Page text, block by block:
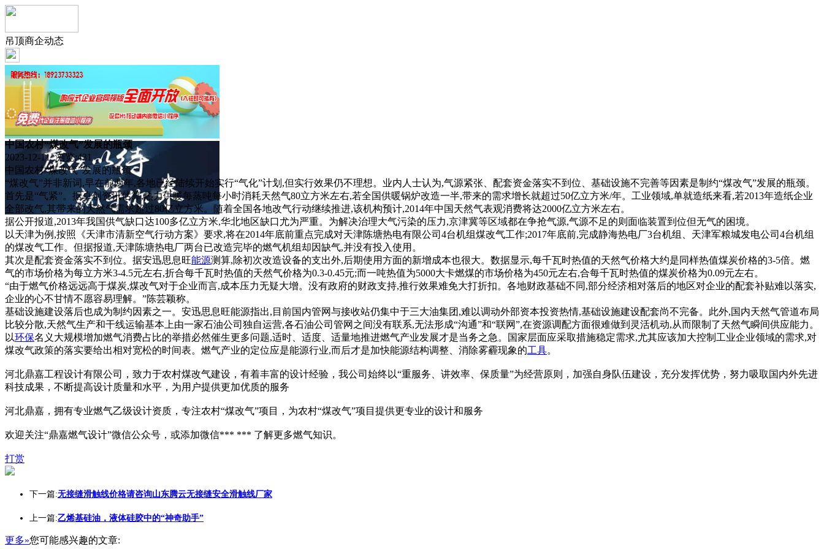
吊顶商企动态
中国农村“煤改气”发展的瓶颈
2023-12-11 浏览:431
中国农村“煤改气”发展的瓶颈
“煤改气”并非新词,早在前两年,各地已经陆续开始实行“气化”计划,但实行效果仍不理想。业内人士认为,气源紧张、配套资金落实不到位、基础设施不完善等因素是制约“煤改气”发展的瓶颈。
首先是“气紧”。据卓创资讯估算,热力供暖每蒸吨每小时消耗天然气80立方米左右,若全国供暖锅炉改造一半,带来的需求增长就超过50亿立方米/年。工业领域,单就造纸来看,若2013年造纸企业
全部改气,其带来的天然气需求超过80亿立方米。随着全国各地改气行动继续推进,该机构预计,2014年中国天然气表观消费将达2000亿立方米左右。
据公开报道,2013年我国供气缺口达100多亿立方米,华北地区缺口尤为严重。为解决治理大气污染的压力,京津冀等区域都在争抢气源,气源不足的则面临装置到位但无气的困境。
以天津为例,按照《天津市清新空气行动方案》要求,将在2014年底前重点完成对天津陈塘热电有限公司4台机组煤改气工作;2017年底前,完成静海热电厂3台机组、天津军粮城发电公司4台机组
的煤改气工作。但据报道,天津陈塘热电厂两台已改造完毕的燃气机组却因缺气,并没有投入使用。
其次是配套资金落实不到位。据安迅思息旺能源测算,除初次改造设备的支出外,后期使用方面的新增成本也很大。数据显示,每千瓦时热值的天然气价格大约是同样热值煤炭价格的3-5倍。燃
气的市场价格为每立方米3-4.5元左右,折合每千瓦时热值的天然气价格为0.3-0.45元;而一吨热值为5000大卡燃煤的市场价格为450元左右,合每千瓦时热值的煤炭价格为0.09元左右。
“由于燃气价格远远高于煤炭,煤改气对于企业而言,成本压力无疑大增。没有政府的财政支持,推行效果难免大打折扣。各地财政基础不同,部分经济相对落后的地区对企业的配套补贴难以落实,
企业的心不甘情不愿容易理解。”陈芸颖称。
基础设施建设落后也成为制约因素之一。安迅思息旺能源指出,目前国内管网与接收站仍集中于三大油集团,难以调动外部资本投资热情,基础设施建设配套尚不完备。此外,国内天然气管道布局
比较分散,天然气生产和干线运输基本上由一家石油公司独自运营,各石油公司管网之间没有联系,无法形成“沟通”和“联网”,在资源调配方面很难做到灵活机动,从而限制了天然气瞬间供应能力。
以环保名义大规模增加燃气消费占比的举措必然催生更多问题,适时、适度、适量地推进燃气产业发展才是当务之急。国家层面应采取措施稳定需求,尤其应该加大控制工业企业领域的需求,对
煤改气政策的落实要给出相对宽松的时间表。燃气产业的定位应是能源行业,而后才是加快能源结构调整、消除雾霾现象的工具。
河北鼎嘉工程设计有限公司，致力于农村煤改气建设，有着丰富的设计经验，我公司始终以“重服务、讲效率、保质量”为经营原则，加强自身队伍建设，充分发挥优势，努力吸取国内外先进
科技成果，不断提高设计质量和水平，为用户提供更加优质的服务
河北鼎嘉，拥有专业燃气乙级设计资质，专注农村“煤改气”项目，为农村“煤改气”项目提供更专业的设计和服务
欢迎关注“鼎嘉燃气设计”微信公众号，或添加微信*** *** 了解更多燃气知识。
打赏
下一篇:无接缝滑触线价格请咨询山东腾云无接缝安全滑触线厂家
上一篇:乙烯基硅油，液体硅胶中的“神奇助手”
更多»您可能感兴趣的文章: